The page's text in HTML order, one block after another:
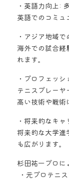
・英語力向上:
英語でのコミュ
・アジア地域
海外での試合
れます。
・プロフェッ
テニスプレーヤ
高い技術や戦術
・将来的なキ
将来的な大学進
も広がります。
杉田祐一プロに
・元プロテニ